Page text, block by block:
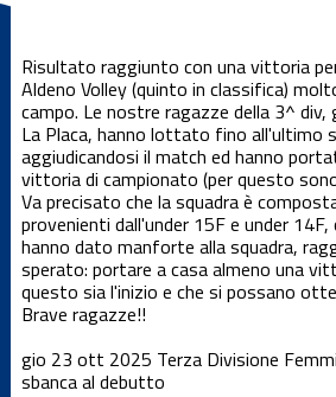
Risultato raggiunto con una vittoria
Aldeno Volley (quinto in classifica)
campo. Le nostre ragazze della 3^ div,
La Placa, hanno lottato fino all'ultimo
aggiudicandosi il match ed hanno
vittoria di campionato (per questo
Va precisato che la squadra è
provenienti dall'under 15F e under 14F,
hanno dato manforte alla squadra,
sperato: portare a casa almeno una
questo sia l'inizio e che si possano
Brave ragazze!!
gio 23 ott 2025 Terza Divisione
sbanca al debutto
Beach Volley
Brenta
Kamp
Dalla società
News Locali